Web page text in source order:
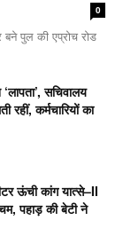
0
बने पुल की एप्रोच रोड
सचिवालय
कर्मचारियों का
ऊंची कांग यात्से–II
पहाड़ की बेटी ने